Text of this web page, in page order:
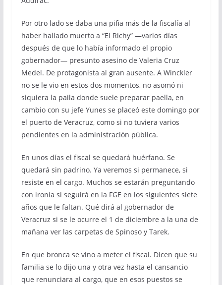
Por otro lado se daba una pifia más de la fiscalía al
haber hallado muerto a “El Richy” —varios días
después de que lo había informado el propio
gobernador— presunto asesino de Valeria Cruz
Medel. De protagonista al gran ausente. A Winckler
no se le vio en estos dos momentos, no asomó ni
siquiera la paila donde suele preparar paella, en
cambio con su jefe Yunes se placeó este domingo por
el puerto de Veracruz, como si no tuviera varios
pendientes en la administración pública.
En unos días el fiscal se quedará huérfano. Se
quedará sin padrino. Ya veremos si permanece, si
resiste en el cargo. Muchos se estarán preguntando
con ironía si seguirá en la FGE en los siguientes siete
años que le faltan. Qué dirá al gobernador de
Veracruz si se le ocurre el 1 de diciembre a la una de
mañana ver las carpetas de Spinoso y Tarek.
En que bronca se vino a meter el fiscal. Dicen que su
familia se lo dijo una y otra vez hasta el cansancio
que renunciara al cargo, que en esos puestos se